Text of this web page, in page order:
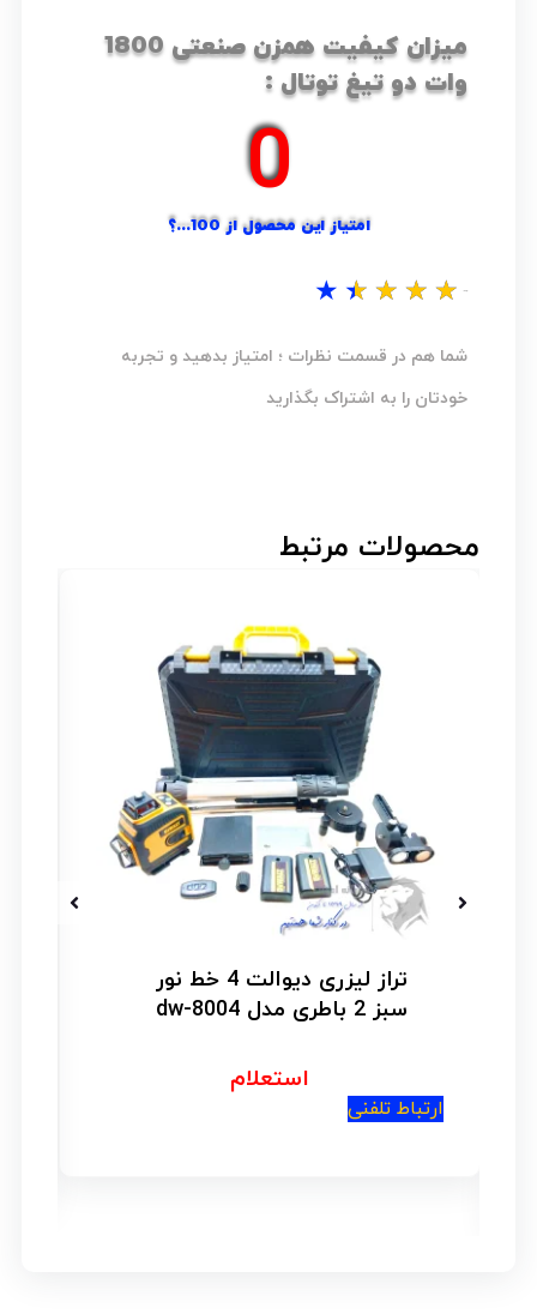
میزان کیفیت همزن صنعتی 1800
وات دو تیغ توتال :
امتیاز این محصول از 100...؟
0
★
★
★
★
★
شما هم در قسمت نظرات ؛ امتیاز بدهید و تجربه
خودتان را به اشتراک بگذارید
محصولات مرتبط
تراز لیزری دیوالت 4 خط نور
سبز 2 باطری مدل dw-8004
استعلام
ارتباط تلفنی